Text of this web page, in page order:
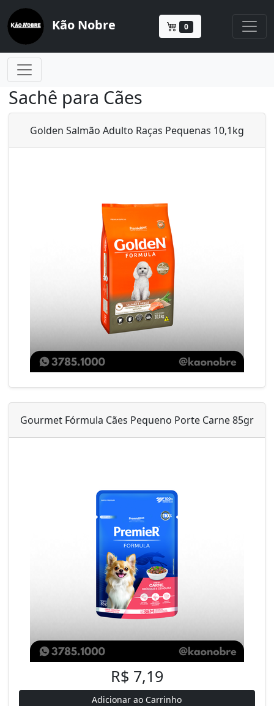
Kão Nobre 0
Sachê para Cães
Golden Salmão Adulto Raças Pequenas 10,1kg
Gourmet Fórmula Cães Pequeno Porte Carne 85gr
R$ 7,19
Adicionar ao Carrinho